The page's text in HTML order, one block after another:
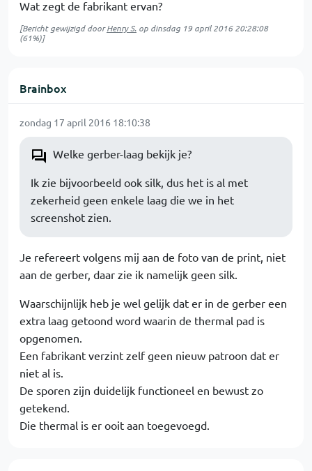
Wat zegt de fabrikant ervan?
[Bericht gewijzigd doorHenry S. op dinsdag 19 april 2016 20:28:08
(61%)]
Brainbox
zondag 17 april 2016 18:10:38
Welke gerber-laag bekijk je?
Ik zie bijvoorbeeld ook silk, dus het is al met
zekerheid geen enkele laag die we in het
screenshot zien.
Je refereert volgens mij aan de foto van de print, niet
aan de gerber, daar zie ik namelijk geen silk.
Waarschijnlijk heb je wel gelijk dat er in de gerber een
extra laag getoond word waarin de thermal pad is
opgenomen.
Een fabrikant verzint zelf geen nieuw patroon dat er
niet al is.
De sporen zijn duidelijk functioneel en bewust zo
getekend.
Die thermal is er ooit aan toegevoegd.